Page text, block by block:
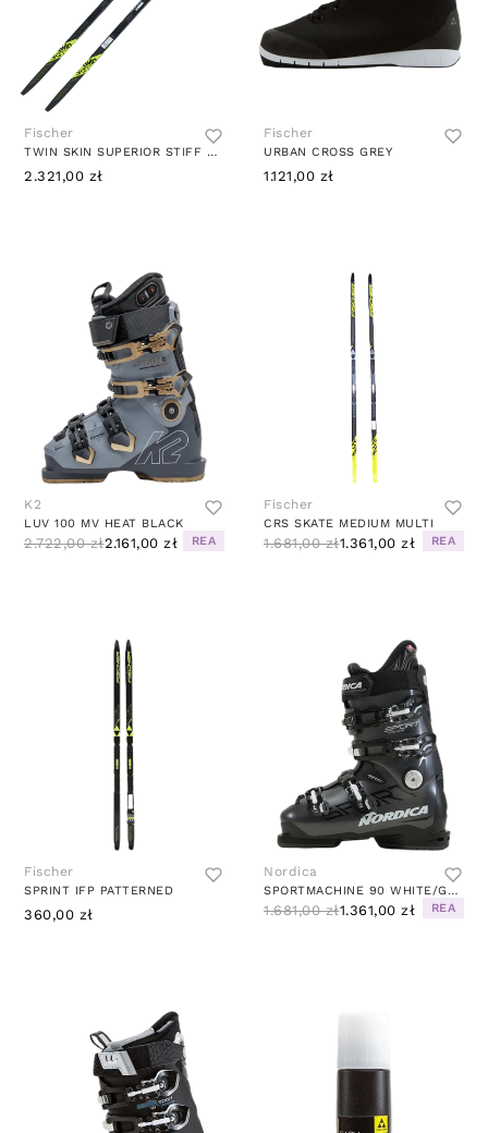
Fischer
TWIN SKIN SUPERIOR STIFF MULTI
2.321,00 zł
Fischer
URBAN CROSS GREY
1.121,00 zł
K2
LUV 100 MV HEAT BLACK
2.722,00 zł2.161,00 zł REA
Fischer
CRS SKATE MEDIUM MULTI
1.681,00 zł1.361,00 zł REA
Fischer
SPRINT IFP PATTERNED
360,00 zł
Nordica
SPORTMACHINE 90 WHITE/GREY
1.681,00 zł1.361,00 zł REA